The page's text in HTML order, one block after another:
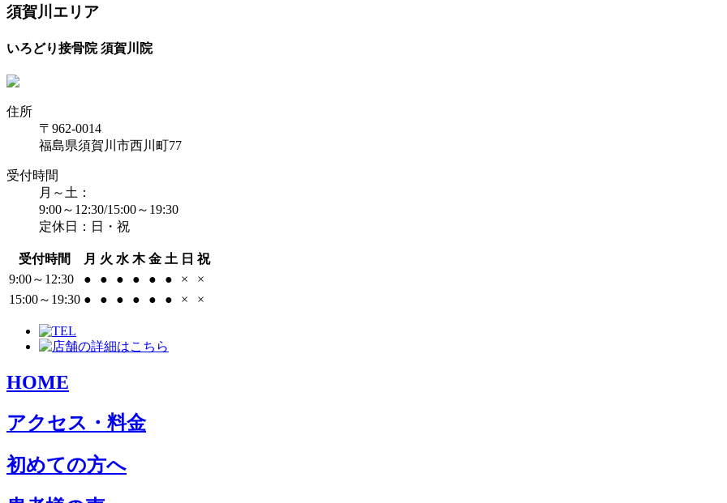
須賀川エリア
いろどり接骨院 須賀川院
住所
〒962-0014
福島県須賀川市西川町77
受付時間
月～土：
9:00～12:30/15:00～19:30
定休日：日・祝
受付時間 月 火 水 木 金 土 日 祝
9:00～12:30
● ● ● ● ● ● ×
×
15:00～19:30 ● ● ● ● ● ● × ×
HOME
アクセス・料金
初めての方へ